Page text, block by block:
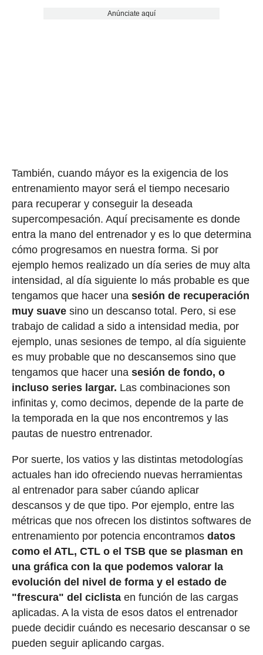
Anúnciate aquí
También, cuando máyor es la exigencia de los
entrenamiento mayor será el tiempo necesario
para recuperar y conseguir la deseada
supercompesación. Aquí precisamente es donde
entra la mano del entrenador y es lo que determina
cómo progresamos en nuestra forma. Si por
ejemplo hemos realizado un día series de muy alta
intensidad, al día siguiente lo más probable es que
tengamos que hacer una sesión de recuperación
muy suavesino un descanso total. Pero, si ese
trabajo de calidad a sido a intensidad media, por
ejemplo, unas sesiones de tempo, al día siguiente
es muy probable que no descansemos sino que
tengamos que hacer una sesión de fondo, o
incluso series largar. Las combinaciones son
infinitas y, como decimos, depende de la parte de
la temporada en la que nos encontremos y las
pautas de nuestro entrenador.
Por suerte, los vatios y las distintas metodologías
actuales han ido ofreciendo nuevas herramientas
al entrenador para saber cúando aplicar
descansos y de que tipo. Por ejemplo, entre las
métricas que nos ofrecen los distintos softwares de
entrenamiento por potencia encontramos datos
como el ATL, CTL o el TSB que se plasman en
una gráfica con la que podemos valorar la
evolución del nivel de forma y el estado de
"frescura" del ciclistaen función de las cargas
aplicadas. A la vista de esos datos el entrenador
puede decidir cuándo es necesario descansar o se
pueden seguir aplicando cargas.